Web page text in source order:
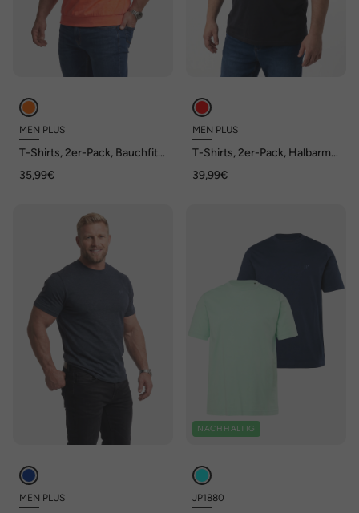
MEN PLUS
T-Shirts, 2er-Pack, Bauchfit,
35,99€
MEN PLUS
T-Shirts, 2er-Pack, Halbarm,
39,99€
MEN PLUS
NACHHALTIG
JP1880